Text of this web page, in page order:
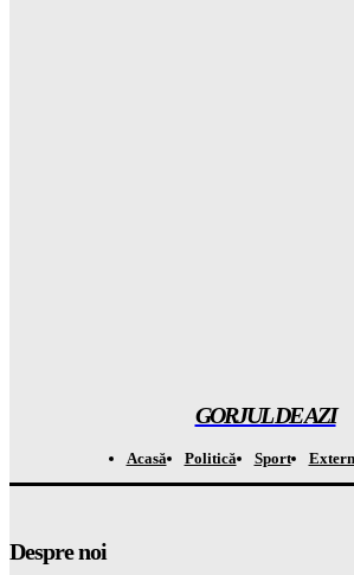
GORJUL DE AZI
Acasă Politică Sport
Despre noi